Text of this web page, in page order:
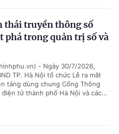
thái truyền thông số
phá trong quản trị số và
- Ngày 30/7/2026,
TP. Hà Nội tổ chức Lễ ra mắt
tảng dùng chung Cổng Thông
điện tử thành phố Hà Nội và các...